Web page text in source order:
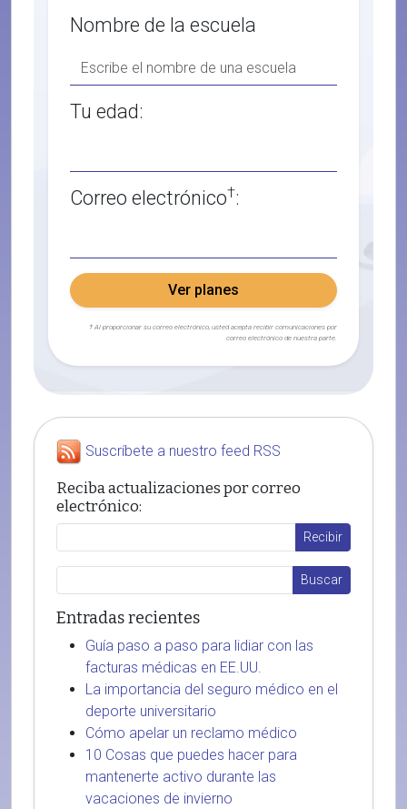
Nombre de la escuela
Tu edad:
Correo electrónico†:
Ver planes
† Al proporcionar su correo electrónico, usted acepta recibir comunicaciones por
correo electrónico de nuestra parte.
Suscríbete a nuestro feed RSS
Reciba actualizaciones por correo
electrónico:
Entradas recientes
Guía paso a paso para lidiar con las
facturas médicas en EE.UU.
La importancia del seguro médico en el
deporte universitario
Cómo apelar un reclamo médico
10 Cosas que puedes hacer para
mantenerte activo durante las
vacaciones de invierno